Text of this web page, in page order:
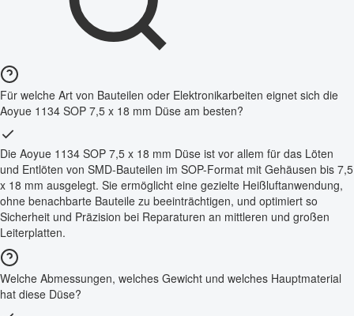
Für welche Art von Bauteilen oder Elektronikarbeiten eignet sich die
Aoyue 1134 SOP 7,5 x 18 mm Düse am besten?
Die Aoyue 1134 SOP 7,5 x 18 mm Düse ist vor allem für das Löten
und Entlöten von SMD-Bauteilen im SOP-Format mit Gehäusen bis 7,5
x 18 mm ausgelegt. Sie ermöglicht eine gezielte Heißluftanwendung,
ohne benachbarte Bauteile zu beeinträchtigen, und optimiert so
Sicherheit und Präzision bei Reparaturen an mittleren und großen
Leiterplatten.
Welche Abmessungen, welches Gewicht und welches Hauptmaterial
hat diese Düse?